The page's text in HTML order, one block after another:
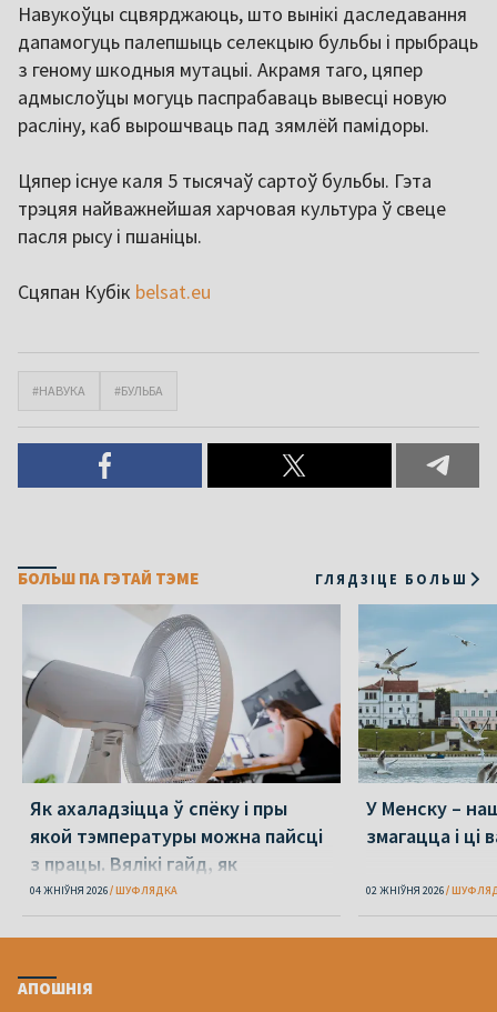
Навукоўцы сцвярджаюць, што вынікі даследавання
дапамогуць палепшыць селекцыю бульбы і прыбраць
з геному шкодныя мутацыі. Акрамя таго, цяпер
адмыслоўцы могуць паспрабаваць вывесці новую
расліну, каб вырошчваць пад зямлёй памідоры.
Цяпер існуе каля 5 тысячаў сартоў бульбы. Гэта
трэцяя найважнейшая харчовая культура ў свеце
пасля рысу і пшаніцы.
Сцяпан Кубік belsat.eu
#НАВУКА #БУЛЬБА
БОЛЬШ ПА ГЭТАЙ ТЭМЕ ГЛЯДЗІЦЕ БОЛЬШ
Як ахаладзіцца ў спёку і пры
якой тэмпературы можна пайсці
з працы. Вялікі гайд, як
перажыць спёку
04 ЖНІЎНЯ 2026 ШУФЛЯДКА
У Менску –
змагацца і ці
02 ЖНІЎНЯ 2026
АПОШНІЯ